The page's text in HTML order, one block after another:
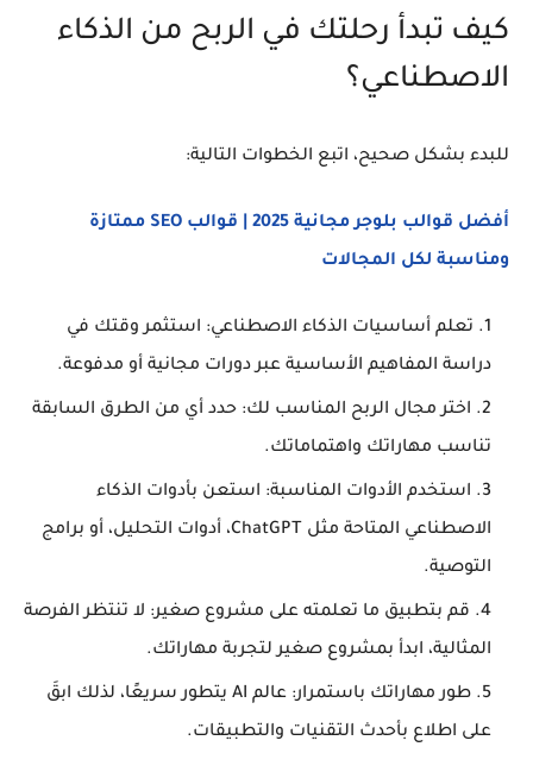
كيف تبدأ رحلتك في الربح من الذكاء
الاصطناعي؟
للبدء بشكل صحيح، اتبع الخطوات التالية:
أفضل قوالب بلوجر مجانية 2025 | قوالب SEO ممتازة
ومناسبة لكل المجالات
تعلم أساسيات الذكاء الاصطناعي: استثمر وقتك في
دراسة المفاهيم الأساسية عبر دورات مجانية أو مدفوعة.
اختر مجال الربح المناسب لك: حدد أي من الطرق السابقة
تناسب مهاراتك واهتماماتك.
استخدم الأدوات المناسبة: استعن بأدوات الذكاء
الاصطناعي المتاحة مثل ChatGPT، أدوات التحليل، أو برامج
التوصية.
قم بتطبيق ما تعلمته على مشروع صغير: لا تنتظر الفرصة
المثالية، ابدأ بمشروع صغير لتجربة مهاراتك.
طور مهاراتك باستمرار:
عالم AI يتطور سريعًا، لذلك ابقَ
على اطلاع بأحدث التقنيات والتطبيقات.